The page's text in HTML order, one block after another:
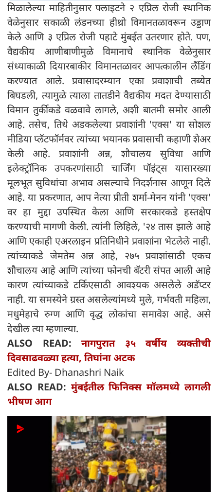
मिळालेल्या माहितीनुसार फ्लाइटने २ एप्रिल रोजी स्थानिक
वेळेनुसार सकाळी लंडनच्या हीथ्रो विमानतळावरून उड्डाण
केले आणि ३ एप्रिल रोजी पहाटे मुंबईत उतरणार होते. पण,
वैद्यकीय आणीबाणीमुळे विमानाचे स्थानिक वेळेनुसार
संध्याकाळी दियारबाकीर विमानतळावर आपत्कालीन लँडिंग
करण्यात आले. प्रवासादरम्यान एका प्रवाशाची तब्येत
बिघडली, त्यामुळे त्याला तातडीने वैद्यकीय मदत देण्यासाठी
विमान तुर्कीकडे वळवावे लागले, अशी बातमी समोर आली
आहे. तसेच, तिथे अडकलेल्या प्रवाशांनी 'एक्स' या सोशल
मीडिया प्लॅटफॉर्मवर त्यांच्या भयानक प्रवासाची कहाणी शेअर
केली आहे. प्रवाशांनी अन्न, शौचालय सुविधा आणि
इलेक्ट्रॉनिक उपकरणांसाठी चार्जिंग पॉइंट्स यासारख्या
मूलभूत सुविधांचा अभाव असल्याचे निदर्शनास आणून दिले
आहे. या प्रकरणात, आप नेत्या प्रीती शर्मा-मेनन यांनी 'एक्स'
वर हा मुद्दा उपस्थित केला आणि सरकारकडे हस्तक्षेप
करण्याची मागणी केली. त्यांनी लिहिले, '२४ तास झाले आहे
आणि एकाही एअरलाइन प्रतिनिधीने प्रवाशांना भेटलेले नाही.
त्यांच्याकडे जेमतेम अन्न आहे, २७५ प्रवाशांसाठी एकच
शौचालय आहे आणि त्यांच्या फोनची बॅटरी संपत आली आहे
कारण त्यांच्याकडे टर्किएसाठी आवश्यक असलेले अडॅप्टर
नाही. या समस्येने ग्रस्त असलेल्यांमध्ये मुले, गर्भवती महिला,
मधुमेहाचे रुग्ण आणि वृद्ध लोकांचा समावेश आहे. असे
देखील त्या म्हणाल्या.
ALSO READ:नागपुरात ३५ वर्षीय व्यक्तीची
दिवसाढवळ्या हत्या, तिघांना अटक
Edited By- Dhanashri Naik
ALSO READ: मुंबईतील फिनिक्स मॉलमध्ये लागली
भीषण आग